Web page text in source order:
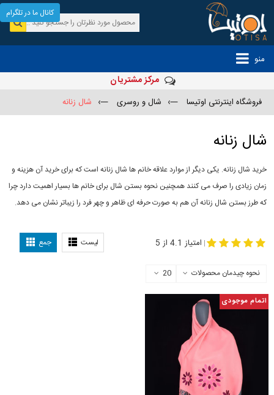
منو
مرکز مشتریان
فروشگاه اینترنتی اوتیسا —› شال و روسری —› شال زنانه
شال زنانه
خرید شال زنانه. یکی دیگر از موارد علاقه خانم ها شال زنانه است که برای خرید آن هزینه و
زمان زیادی را صرف می کنند همچنین نحوه بستن شال برای خانم ها بسیار اهمیت دارد چرا
که طرز بستن شال زنانه آن هم به صورت حرفه ای ظاهر و چهر فرد را زیباتر نشان می دهد.
لیست جمع | امتیاز 4.1 از 5
نحوه چیدمان محصولات 20
اتمام موجودی
کانال ما در تلگرام